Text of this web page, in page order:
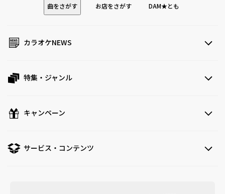
曲をさがす お店をさがす DAM★とも
カラオケNEWS
特集・ジャンル
キャンペーン
サービス・コンテンツ